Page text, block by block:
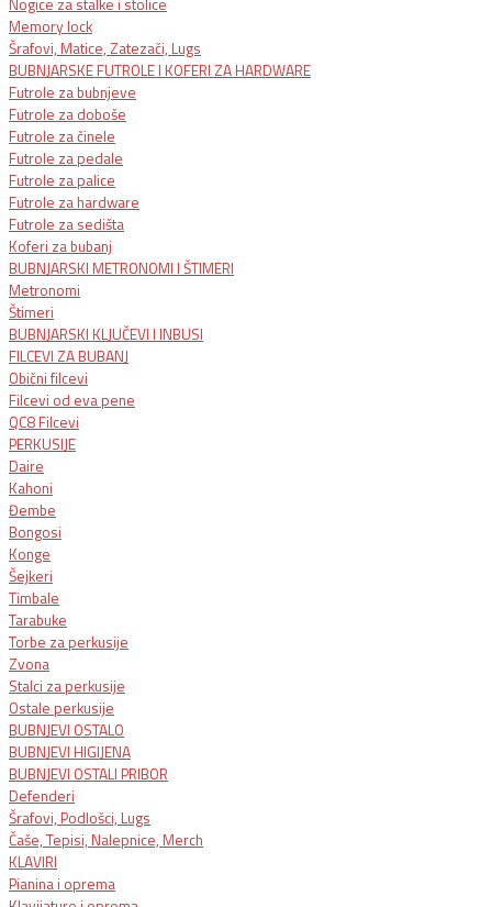
Nogice za stalke i stolice
Memory lock
Šrafovi, Matice, Zatezači, Lugs
BUBNJARSKE FUTROLE I KOFERI ZA HARDWARE
Futrole za bubnjeve
Futrole za doboše
Futrole za činele
Futrole za pedale
Futrole za palice
Futrole za hardware
Futrole za sedišta
Koferi za bubanj
BUBNJARSKI METRONOMI I ŠTIMERI
Metronomi
Štimeri
BUBNJARSKI KLJUČEVI I INBUSI
FILCEVI ZA BUBANJ
Obični filcevi
Filcevi od eva pene
QC8 Filcevi
PERKUSIJE
Daire
Kahoni
Đembe
Bongosi
Konge
Šejkeri
Timbale
Tarabuke
Torbe za perkusije
Zvona
Stalci za perkusije
Ostale perkusije
BUBNJEVI OSTALO
BUBNJEVI HIGIJENA
BUBNJEVI OSTALI PRIBOR
Defenderi
Šrafovi, Podlošci, Lugs
Čaše, Tepisi, Nalepnice, Merch
KLAVIRI
Pianina i oprema